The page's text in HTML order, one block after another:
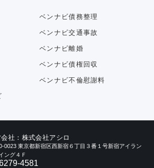
ベンナビ債務整理
ベンナビ交通事故
ベンナビ離婚
ベンナビ債権回収
ベンナビ不倫慰謝料
社：株式会社アシロ
0023 東京都新宿区西新宿６丁目３番１号新宿アイラン
ング４Ｆ
4581